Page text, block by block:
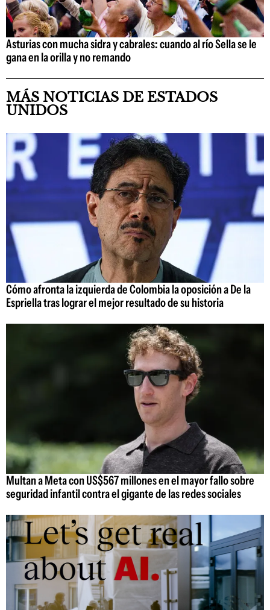
Asturias con mucha sidra y cabrales: cuando al río Sella se le
gana en la orilla y no remando
MÁS NOTICIAS DE ESTADOS
UNIDOS
Cómo afronta la izquierda de Colombia la oposición a De la
Espriella tras lograr el mejor resultado de su historia
Multan a Meta con US$567 millones en el mayor fallo sobre
seguridad infantil contra el gigante de las redes sociales